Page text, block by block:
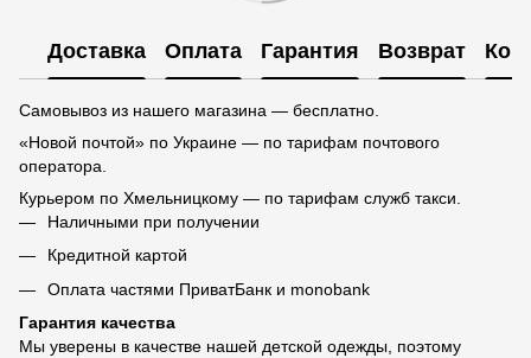
Доставка Оплата Гарантия Возврат
Самовывоз из нашего магазина — бесплатно.
«Новой почтой» по Украине — по тарифам почтового
оператора.
Курьером по Хмельницкому — по тарифам служб такси.
Наличными при получении
Кредитной картой
Оплата частями ПриватБанк и monobank
Гарантия качества
Мы уверены в качестве нашей детской одежды, поэтому